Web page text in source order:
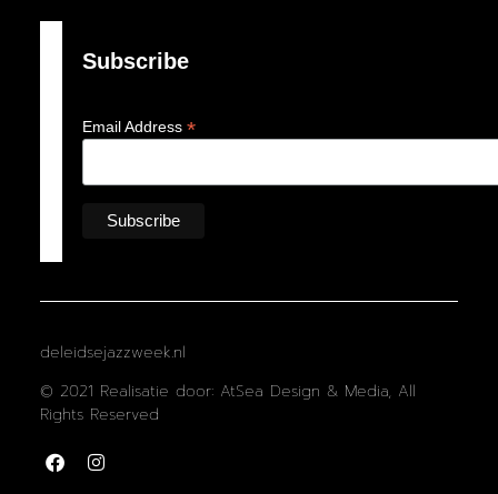
Subscribe
Email Address *
deleidsejazzweek.nl
© 2021 Realisatie door: AtSea Design & Media, All
Rights Reserved